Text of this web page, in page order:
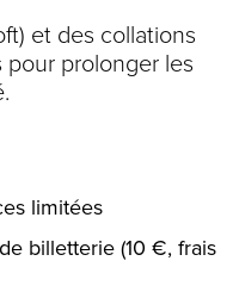
et des collations
prolonger les
limitées
billetterie (10 €, frais